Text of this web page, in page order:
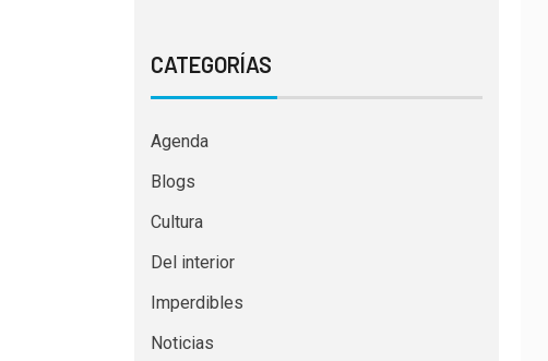
CATEGORÍAS
Agenda
Blogs
Cultura
Del interior
Imperdibles
Noticias